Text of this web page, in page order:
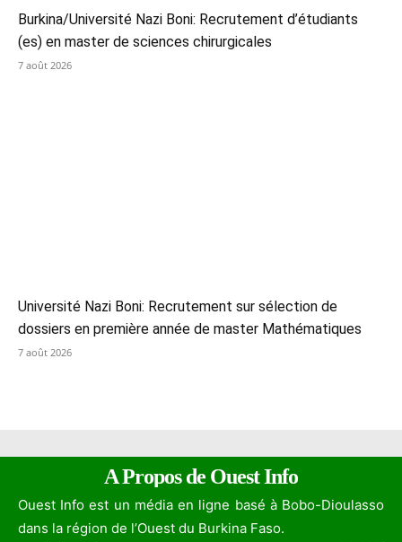
Burkina/Université Nazi Boni: Recrutement d’étudiants
(es) en master de sciences chirurgicales
7 août 2026
Université Nazi Boni: Recrutement sur sélection de
dossiers en première année de master Mathématiques
7 août 2026
A Propos de Ouest Info
Ouest Info est un média en ligne basé à Bobo-Dioulasso
dans la région de l’Ouest du Burkina Faso.